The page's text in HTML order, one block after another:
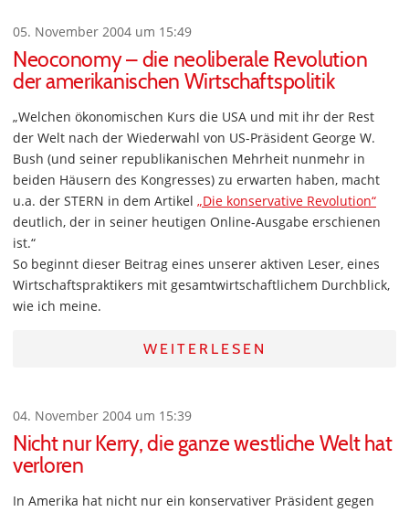
05. November 2004 um 15:49
Neoconomy – die neoliberale Revolution
der amerikanischen Wirtschaftspolitik
„Welchen ökonomischen Kurs die USA und mit ihr der Rest
der Welt nach der Wiederwahl von US-Präsident George W.
Bush (und seiner republikanischen Mehrheit nunmehr in
beiden Häusern des Kongresses) zu erwarten haben, macht
u.a. der STERN in dem Artikel „Die konservative Revolution“
deutlich, der in seiner heutigen Online-Ausgabe erschienen
ist.“
So beginnt dieser Beitrag eines unserer aktiven Leser, eines
Wirtschaftspraktikers mit gesamtwirtschaftlichem Durchblick,
wie ich meine.
WEITERLESEN
04. November 2004 um 15:39
Nicht nur Kerry, die ganze westliche Welt hat
verloren
In Amerika hat nicht nur ein konservativer Präsident gegen